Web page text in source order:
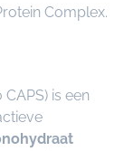
Complex.
is een